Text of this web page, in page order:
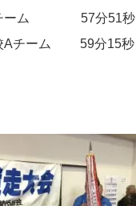
チーム 57分51秒
Aチーム 59分15秒